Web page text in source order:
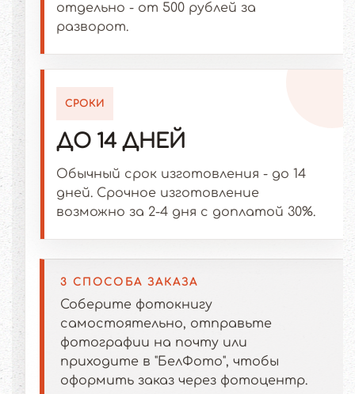
отдельно - от 500 рублей за
разворот.
СРОКИ
ДО 14 ДНЕЙ
Обычный срок изготовления - до 14
дней. Срочное изготовление
возможно за 2-4 дня с доплатой 30%.
3 СПОСОБА ЗАКАЗА
Соберите фотокнигу
самостоятельно, отправьте
фотографии на почту или
приходите в "БелФото", чтобы
оформить заказ через фотоцентр.